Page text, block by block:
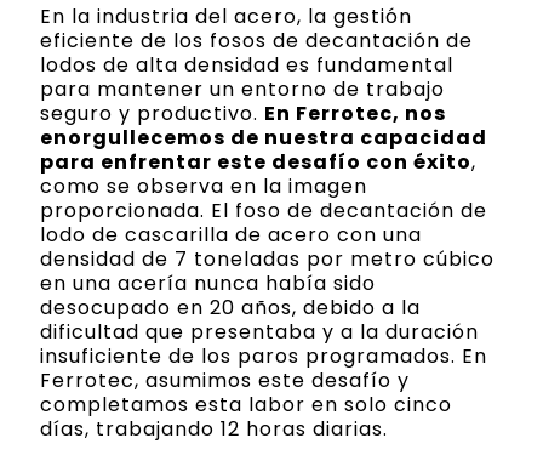
En la industria del acero, la gestión
eficiente de los fosos de decantación de
lodos de alta densidad es fundamental
para mantener un entorno de trabajo
seguro y productivo. En Ferrotec, nos
enorgullecemos de nuestra capacidad
para enfrentar este desafío con éxito,
como se observa en la imagen
proporcionada. El foso de decantación de
lodo de cascarilla de acero con una
densidad de 7 toneladas por metro cúbico
en una acería nunca había sido
desocupado en 20 años, debido a la
dificultad que presentaba y a la duración
insuficiente de los paros programados. En
Ferrotec, asumimos este desafío y
completamos esta labor en solo cinco
días, trabajando 12 horas diarias.